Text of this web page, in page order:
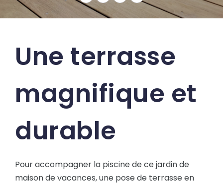
Une terrasse
magnifique et
durable
Pour accompagner la piscine de ce jardin de
maison de vacances, une pose de terrasse en